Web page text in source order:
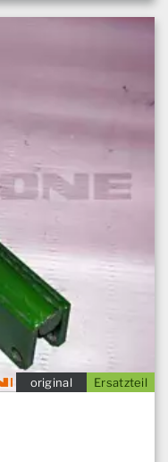
Ersatzteil
original